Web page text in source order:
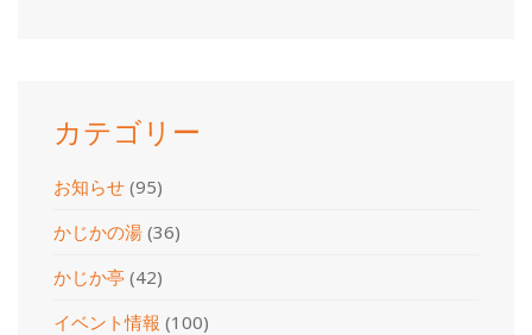
カテゴリー
お知らせ (95)
かじかの湯 (36)
かじか亭 (42)
イベント情報 (100)